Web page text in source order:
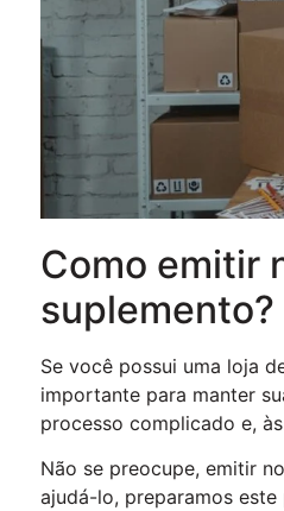
Como emitir
suplemento?
Se você possui uma loja
importante para manter
processo complicado e,
Não se preocupe, emitir
ajudá-lo, preparamos